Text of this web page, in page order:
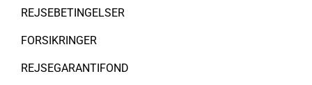
REJSEBETINGELSER
FORSIKRINGER
REJSEGARANTIFOND